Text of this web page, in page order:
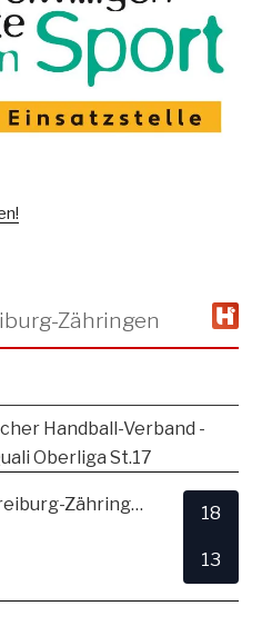
Zähringen
Handball-Verband -
Oberliga St.17
TSV Alemannia Freiburg-Zähringen
18
13